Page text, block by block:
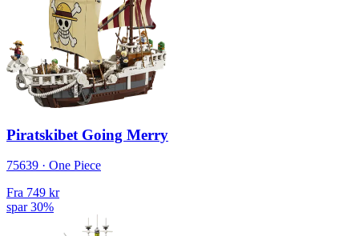
Piratskibet Going Merry
75639 · One Piece
Fra 749 kr
spar 30%